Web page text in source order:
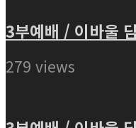
3부예배 / 이바울
279 views